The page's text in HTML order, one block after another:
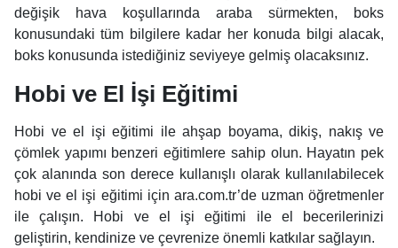
değişik hava koşullarında araba sürmekten, boks
konusundaki tüm bilgilere kadar her konuda bilgi alacak,
boks konusunda istediğiniz seviyeye gelmiş olacaksınız.
Hobi ve El İşi Eğitimi
Hobi ve el işi eğitimi ile ahşap boyama, dikiş, nakış ve
çömlek yapımı benzeri eğitimlere sahip olun. Hayatın pek
çok alanında son derece kullanışlı olarak kullanılabilecek
hobi ve el işi eğitimi için ara.com.tr’de uzman öğretmenler
ile çalışın. Hobi ve el işi eğitimi ile el becerilerinizi
geliştirin, kendinize ve çevrenize önemli katkılar sağlayın.